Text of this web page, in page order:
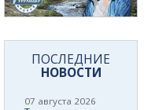
ПОСЛЕДНИЕ
НОВОСТИ
07 августа 2026